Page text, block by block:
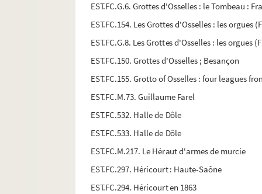
EST.FC.G.6. Grottes d'Osselles : le Tombeau :
EST.FC.154. Les Grottes d'Osselles : les orgues
EST.FC.G.8. Les Grottes d'Osselles : les orgues
EST.FC.150. Grottes d'Osselles ; Besançon
EST.FC.155. Grotto of Osselles : four leagues
EST.FC.M.73. Guillaume Farel
EST.FC.532. Halle de Dôle
EST.FC.533. Halle de Dôle
EST.FC.M.217. Le Héraut d'armes de murcie
EST.FC.297. Héricourt : Haute-Saône
EST.FC.294. Héricourt en 1863